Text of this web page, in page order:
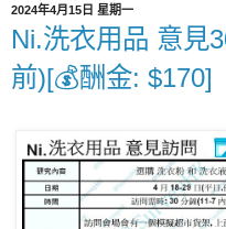
2024年4月15日 星期一
Ni.洗衣用品 意見
前)[💰酬金: $170]